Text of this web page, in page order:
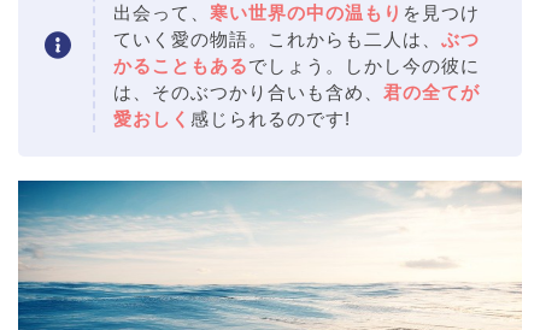
出会って、 寒い世界の中の温もり を見つけ
ていく愛の物語。これからも二人は、 ぶつ
かることもあるでしょう。しかし今の彼に
は、そのぶつかり合いも含め、 君の全てが
愛おしく 感じられるのです!